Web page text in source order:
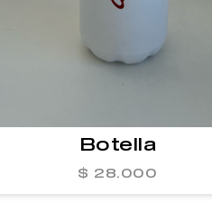
Botella
$ 28.000